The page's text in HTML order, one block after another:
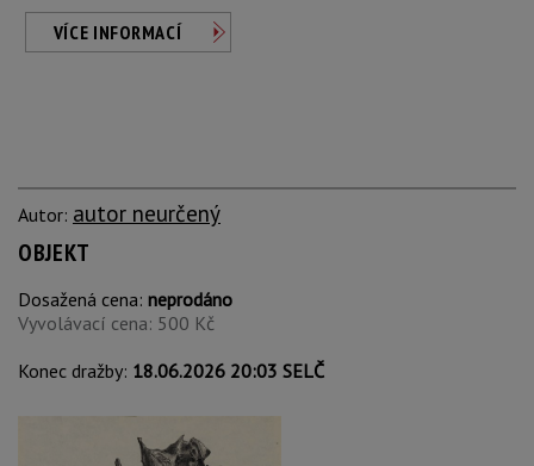
VÍCE INFORMACÍ
Autor: autor neurčený
OBJEKT
Dosažená cena: neprodáno
Vyvolávací cena: 500 Kč
Konec dražby: 18.06.2026 20:03 SELČ